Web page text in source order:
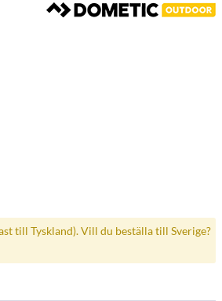
till Tyskland). Vill du beställa till Sverige?